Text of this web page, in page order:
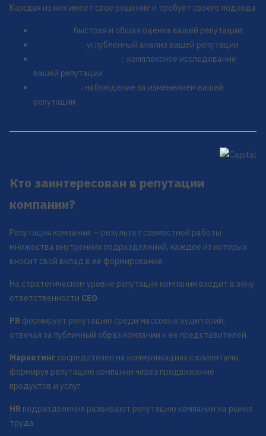
Каждая из них имеет свое решение и требует своего подхода
: быстрая и общая оценка вашей репутации
: углубленный анализ вашей репутации
: комплексное исследование
вашей репутации
: наблюдение за изменением вашей
репутации
Кто заинтересован в репутации
компании?
Репутация компании — результат совместной работы
множества внутренних подразделений, каждое из которых
вносит свой вклад в ее формирование
На стратегическом уровне репутация компании входит в зону
ответственности CEO
PR формирует репутацию среди массовых аудиторий,
отвечая за публичный образ компании и ее представителей
Маркетинг сосредоточен на коммуникациях с клиентами,
формируя репутацию компании через продвижение
продуктов и услуг
HR подразделения развивают репутацию компании на рынке
труда